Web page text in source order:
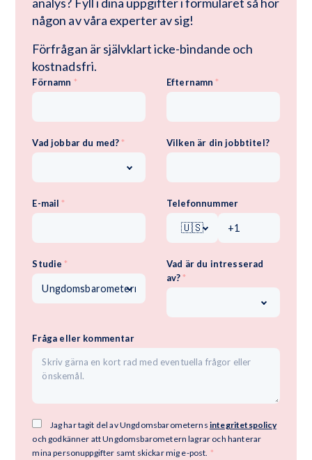
någon av våra experter av sig!
Förfrågan är självklart icke-bindande och
kostnadsfri.
Förnamn * Efternamn *
Vad jobbar du med? * Vilken är din jobbtitel?
E-mail * Telefonnummer
🇺🇸
Studie *
Vad är du intresserad
av? *
Fråga eller kommentar
Jag har tagit del av Ungdomsbarometerns integritetspolicy
och godkänner att Ungdomsbarometern lagrar och hanterar
mina personuppgifter samt skickar mig e-post. *